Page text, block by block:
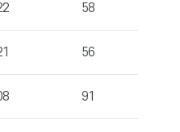
58
56
91